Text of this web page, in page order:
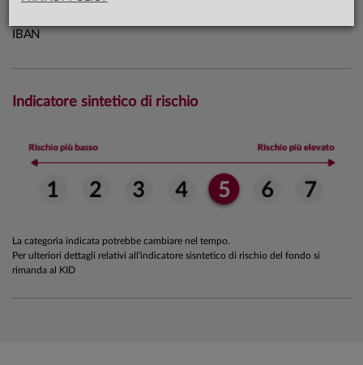
IBAN
Indicatore sintetico di rischio
La categoria indicata potrebbe cambiare nel tempo.
Per ulteriori dettagli relativi all'indicatore sisntetico di rischio del fondo si
rimanda al KID